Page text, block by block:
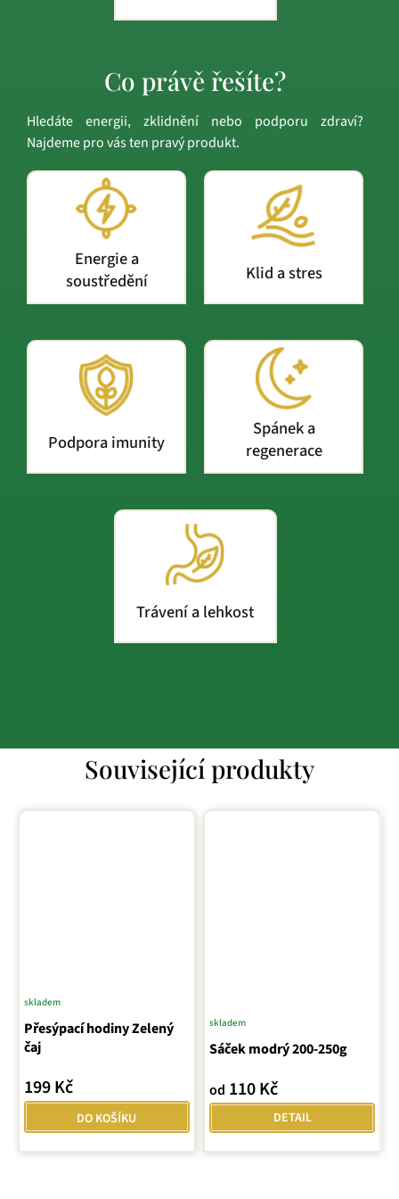
Co právě řešíte?
Hledáte energii, zklidnění nebo podporu zdraví?
Najdeme pro vás ten pravý produkt.
Energie a
soustředění
Klid a stres
Podpora imunity
Spánek a
regenerace
Trávení a lehkost
Související produkty
Přesýpací hodiny Zelený
čaj
skladem
199 Kč
DO KOŠÍKU
Sáček modrý 200-250g
skladem
od 110 Kč
DETAIL